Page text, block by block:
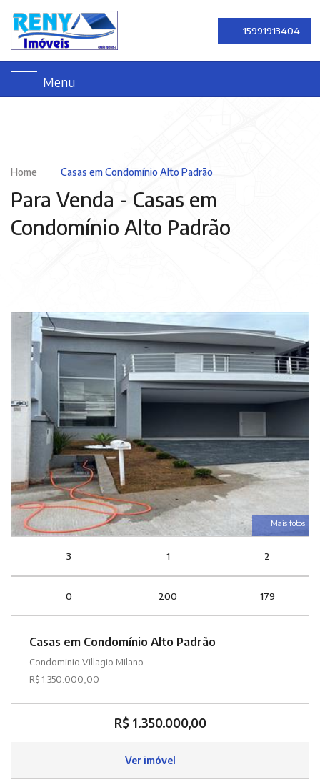
15991913404
Menu
Home Casas em Condomínio Alto Padrão
Para Venda - Casas em
Condomínio Alto Padrão
Mais fotos
3 1 2
0 200 179
Casas em Condomínio Alto Padrão
Condominio Villagio Milano
R$ 1.350.000,00
R$ 1.350.000,00
Ver imóvel